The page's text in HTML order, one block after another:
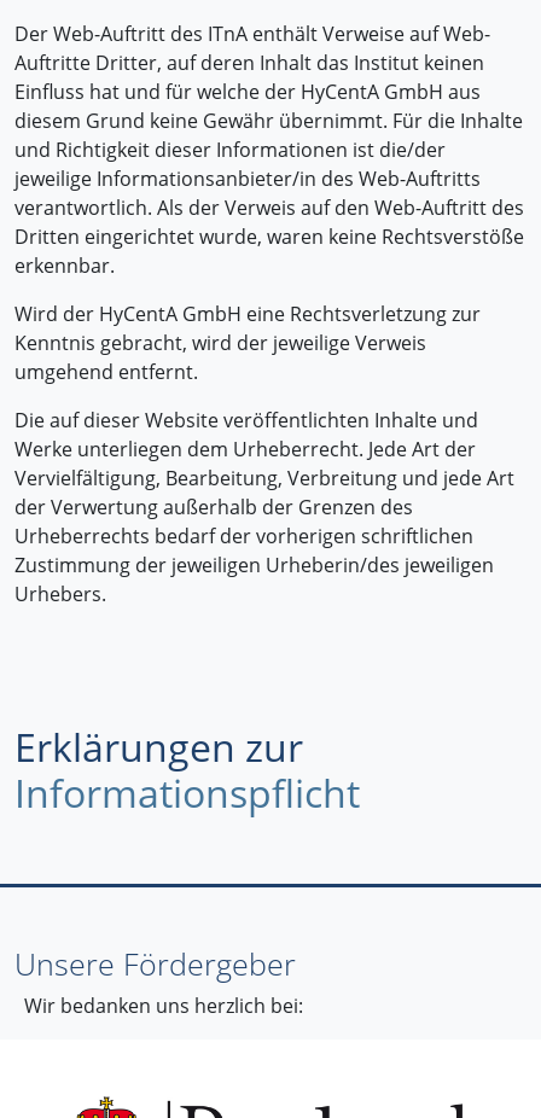
Der Web-Auftritt des ITnA enthält Verweise auf Web-
Auftritte Dritter, auf deren Inhalt das Institut keinen
Einfluss hat und für welche der HyCentA GmbH aus
diesem Grund keine Gewähr übernimmt. Für die Inhalte
und Richtigkeit dieser Informationen ist die/der
jeweilige Informationsanbieter/in des Web-Auftritts
verantwortlich. Als der Verweis auf den Web-Auftritt des
Dritten eingerichtet wurde, waren keine Rechtsverstöße
erkennbar.
Wird der HyCentA GmbH eine Rechtsverletzung zur
Kenntnis gebracht, wird der jeweilige Verweis
umgehend entfernt.
Die auf dieser Website veröffentlichten Inhalte und
Werke unterliegen dem Urheberrecht. Jede Art der
Vervielfältigung, Bearbeitung, Verbreitung und jede Art
der Verwertung außerhalb der Grenzen des
Urheberrechts bedarf der vorherigen schriftlichen
Zustimmung der jeweiligen Urheberin/des jeweiligen
Urhebers.
Erklärungen zur
Informationspflicht
Unsere Fördergeber
Wir bedanken uns herzlich bei: